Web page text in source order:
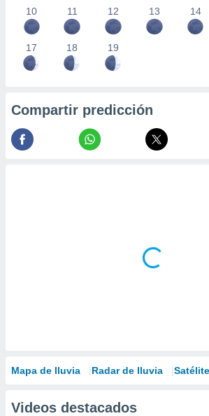
10 11 12 13 14
17 18 19
Compartir predicción
Mapa de lluvia Radar de lluvia
Videos destacados